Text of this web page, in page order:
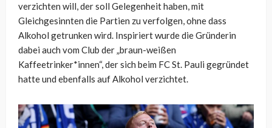
verzichten will, der soll Gelegenheit haben, mit
Gleichgesinnten die Partien zu verfolgen, ohne dass
Alkohol getrunken wird. Inspiriert wurde die Gründerin
dabei auch vom Club der „braun-weißen
Kaffeetrinker*innen“, der sich beim FC St. Pauli gegründet
hatte und ebenfalls auf Alkohol verzichtet.